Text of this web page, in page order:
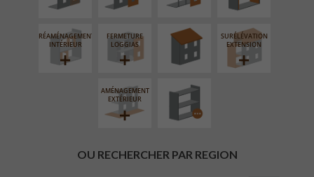
RÉAMÉNAGEMENT
INTÉRIEUR
FERMETURE
LOGGIAS
SURÉLÉVATION
EXTENSION
AMÉNAGEMENT
EXTÉRIEUR
PROCÉDÉ
PARTICULIER
OU RECHERCHER PAR REGION